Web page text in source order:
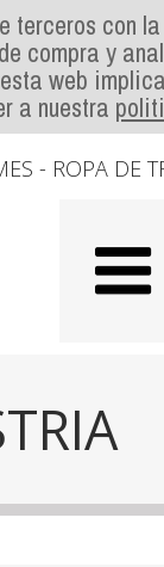
terceros con
compra y
web
a nuestra
- ROPA DE